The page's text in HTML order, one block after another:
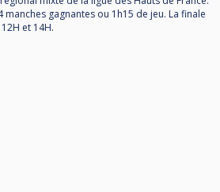
gagnantes ou 1h15 de jeu. La finale
et 14H.